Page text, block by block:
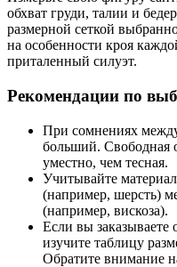
обхват груди, талии и
размерной сеткой
на особенности кроя
приталенный силуэт.
Рекомендации по
При сомнениях
больший. Свободная
уместно, чем тесная.
Учитывайте
(например, шерсть)
(например, вискоза).
Если вы
изучите таблицу
Обратите внимание